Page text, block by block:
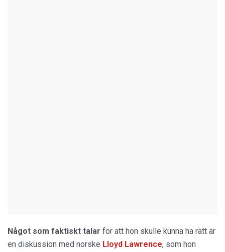
Något som faktiskt talar för att hon skulle kunna ha rätt är
en diskussion med norske Lloyd Lawrence, som hon